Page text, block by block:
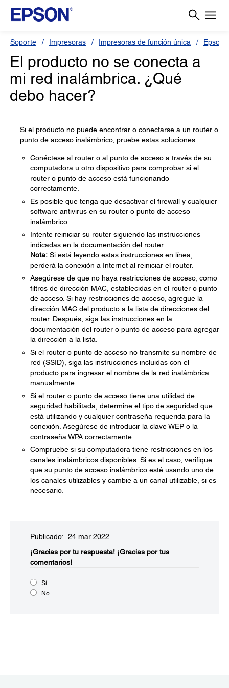
Soporte Impresoras Impresoras de función única Epson
El producto no se conecta a
mi red inalámbrica. ¿Qué
debo hacer?
Si el producto no puede encontrar o conectarse a un router o
punto de acceso inalámbrico, pruebe estas soluciones:
Conéctese al router o al punto de acceso a través de su
computadora u otro dispositivo para comprobar si el
router o punto de acceso está funcionando
correctamente.
Es posible que tenga que desactivar el firewall y cualquier
software antivirus en su router o punto de acceso
inalámbrico.
Intente reiniciar su router siguiendo las instrucciones
indicadas en la documentación del router.
Nota: Si está leyendo estas instrucciones en línea,
perderá la conexión a Internet al reiniciar el router.
Asegúrese de que no haya restricciones de acceso, como
filtros de dirección MAC, establecidas en el router o punto
de acceso. Si hay restricciones de acceso, agregue la
dirección MAC del producto a la lista de direcciones del
router. Después, siga las instrucciones en la
documentación del router o punto de acceso para agregar
la dirección a la lista.
Si el router o punto de acceso no transmite su nombre de
red (SSID), siga las instrucciones incluidas con el
producto para ingresar el nombre de la red inalámbrica
manualmente.
Si el router o punto de acceso tiene una utilidad de
seguridad habilitada, determine el tipo de seguridad que
está utilizando y cualquier contraseña requerida para la
conexión. Asegúrese de introducir la clave WEP o la
contraseña WPA correctamente.
Compruebe si su computadora tiene restricciones en los
canales inalámbricos disponibles. Si es el caso, verifique
que su punto de acceso inalámbrico esté usando uno de
los canales utilizables y cambie a un canal utilizable, si es
necesario.
Publicado: 24 mar 2022
¡Gracias por tu respuesta! ¡Gracias por tus
comentarios!
Sí
No